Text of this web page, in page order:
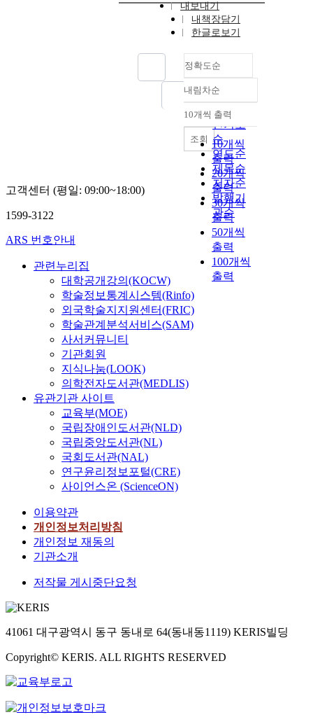
내보내기
내책장담기
한글로보기
정확도순
정확도
순
인기도
순
연도순
제목순
저자순
발행기
관순
내림차순
내림차순
10개씩 출력
10개씩
출력
20개씩
출력
30개씩
출력
50개씩
출력
100개씩
출력
조회
고객센터 (평일: 09:00~18:00)
1599-3122
ARS 번호안내
관련누리집
대학공개강의(KOCW)
학술정보통계시스템(Rinfo)
외국학술지지원센터(FRIC)
학술관계분석서비스(SAM)
사서커뮤니티
기관회원
지식나눔(LOOK)
의학전자도서관(MEDLIS)
유관기관 사이트
교육부(MOE)
국립장애인도서관(NLD)
국립중앙도서관(NL)
국회도서관(NAL)
연구윤리정보포털(CRE)
사이언스온 (ScienceON)
이용약관
개인정보처리방침
개인정보 재동의
기관소개
저작물 게시중단요청
41061 대구광역시 동구 동내로 64(동내동1119) KERIS빌딩
Copyright© KERIS. ALL RIGHTS RESERVED